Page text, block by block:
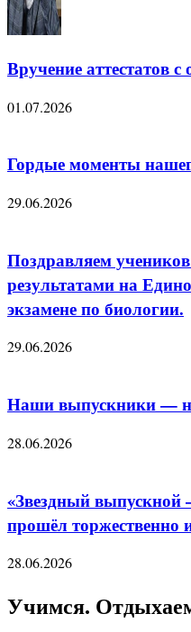
Вручение аттестатов
01.07.2026
Гордые моменты
29.06.2026
Поздравляем
результатами на
экзамене по биологии.
29.06.2026
Наши выпускники —
28.06.2026
«Звездный
прошёл торжественно
28.06.2026
Учимся.